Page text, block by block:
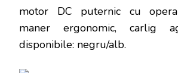
motor DC puternic cu
maner ergonomic, carlig
disponibile: negru/alb.